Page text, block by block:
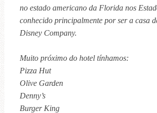
no estado americano da Florida nos
conhecido principalmente por ser a casa
Disney Company.
Muito próximo do hotel tínhamos:
Pizza Hut
Olive Garden
Denny’s
Burger King